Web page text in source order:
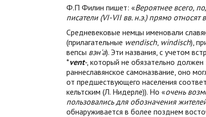
Ф.П Филин пишет: «Вероятнее всего,
писатели (VI-VII вв. н.э.) прямо относят
Средневековые немцы именовали
(прилагательные wendisch, windisch),
вепсы вэн'а). Эти названия, с учетом
*vent-, который не обязательно должен
раннеславянское самоназвание, оно
от предшествующего населения
кельтским (Л. Нидерле)). Но «очень
пользовались для обозначения
обнаруживается в более позднем